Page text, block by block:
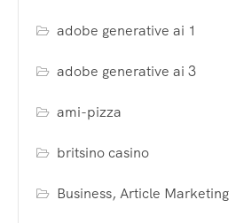
adobe generative ai 1
adobe generative ai 3
ami-pizza
britsino casino
Business, Article Marketing